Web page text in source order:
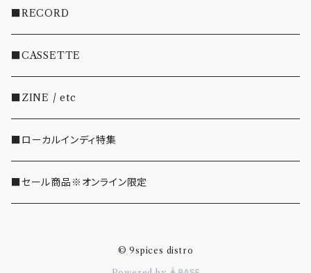
・INDIE
・EMO/PUNK/POST HC
・SHOEGAZE/DREAMPOP/POST ROCK
・OTHER(LOUD/JUNK/RAP/ etc...)
■RECORD
■CASSETTE
■ZINE / etc
■ローカルインディ特集
■セール商品※オンライン限定
© 9spices distro